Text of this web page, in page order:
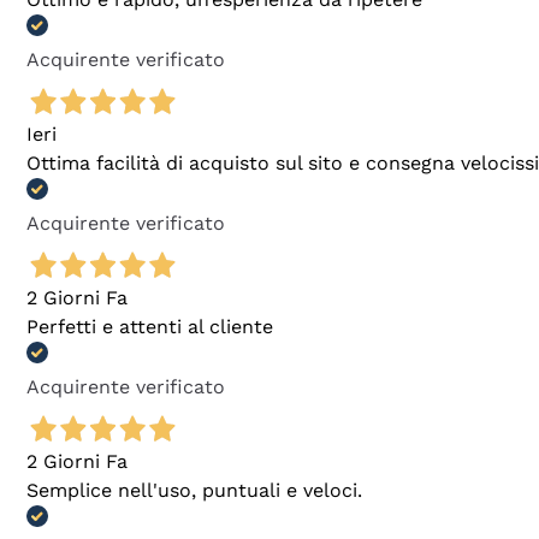
Acquirente verificato
Ieri
Ottima facilità di acquisto sul sito e consegna
Acquirente verificato
2 Giorni Fa
Perfetti e attenti al cliente
Acquirente verificato
2 Giorni Fa
Semplice nell'uso, puntuali e veloci.